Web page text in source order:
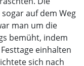
auf dem Weg
man um die
bemüht, indem
einhalten
sich nach